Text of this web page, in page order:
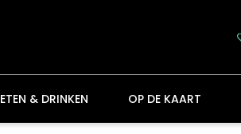
ETEN & DRINKEN OP DE KAART